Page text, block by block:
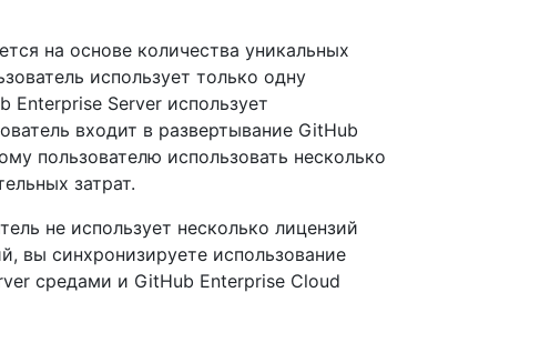
на основе количества уникальных
использует только одну
Enterprise Server использует
входит в развертывание GitHub
пользователю использовать несколько
затрат.
не использует несколько лицензий
вы синхронизируете использование
средами и GitHub Enterprise Cloud